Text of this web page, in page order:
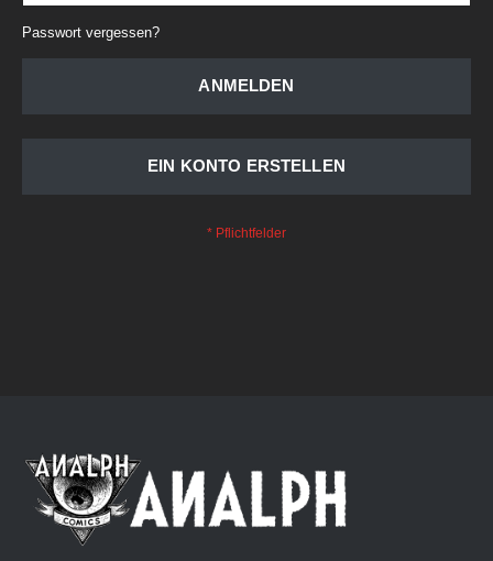
Passwort vergessen?
ANMELDEN
EIN KONTO ERSTELLEN